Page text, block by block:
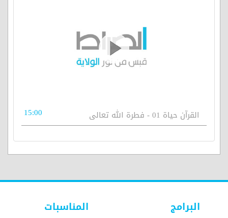
القرآن حياة 01 - فطرة الله تعالى 15:00
البرامج المناسبات